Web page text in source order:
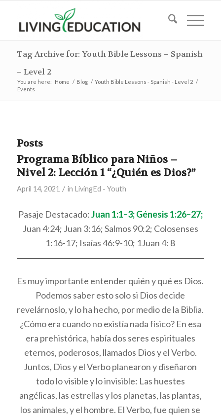
Tag Archive for: Youth Bible Lessons – Spanish
– Level 2
You are here: Home / Blog / Youth Bible Lessons - Spanish - Level 2 /
Events
Posts
Programa Bíblico para Niños –
Nivel 2: Lección 1 “¿Quién es Dios?”
April 14, 2021 / in LivingEd - Youth
Pasaje Destacado:Juan 1:1–3; Génesis 1:26–27;
Juan 4:24; Juan 3:16; Salmos 90:2; Colosenses
1:16-17; Isaías 46:9-10; 1Juan 4: 8
Es muy importante entender quién y qué es Dios.
Podemos saber esto solo si Dios decide
revelárnoslo, y lo ha hecho, por medio de la Biblia.
¿Cómo era cuando no existía nada físico? En esa
era prehistórica, había dos seres espirituales
eternos, poderosos, llamados Dios y el Verbo.
Juntos, Dios y el Verbo planearon y diseñaron
todo lo visible y lo invisible: Las huestes
angélicas, las estrellas y los planetas, las plantas,
los animales, y el hombre. El Verbo, fue quien se